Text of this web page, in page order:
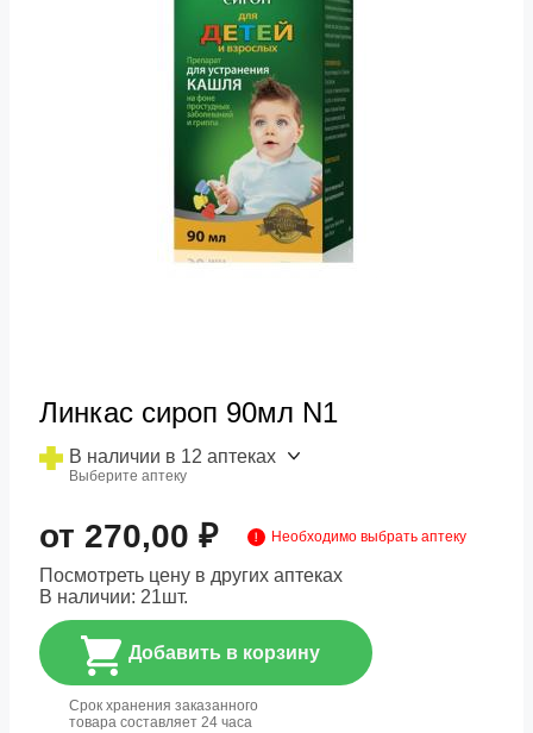
Линкас сироп 90мл N1
В наличии в 12 аптеках
Выберите аптеку
от 270,00 ₽ Необходимо выбрать аптеку
Посмотреть цену в других аптеках
В наличии: 21шт.
Добавить в корзину
Срок хранения заказанного
товара составляет 24 часа